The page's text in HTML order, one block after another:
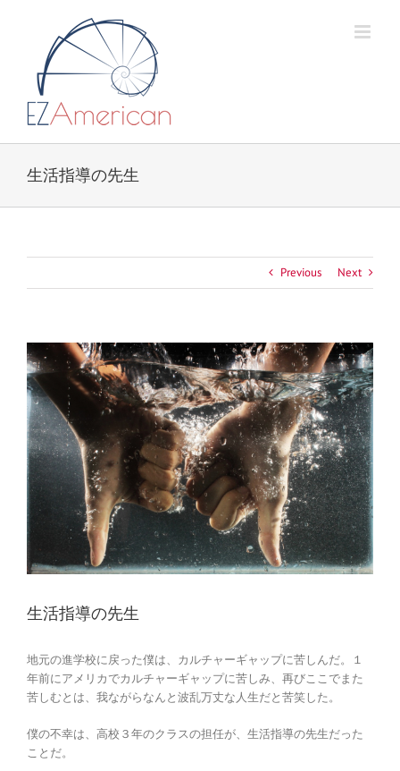
生活指導の先生
Previous Next
View
Larger
Image
生活指導の先生
地元の進学校に戻った僕は、カルチャーギャップに苦しんだ。１
年前にアメリカでカルチャーギャップに苦しみ、再びここでまた
苦しむとは、我ながらなんと波乱万丈な人生だと苦笑した。
僕の不幸は、高校３年のクラスの担任が、生活指導の先生だった
ことだ。